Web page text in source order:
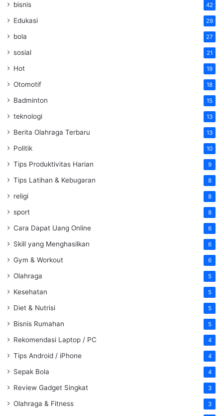
bisnis 42
Edukasi 29
bola 27
sosial 21
Hot 19
Otomotif 18
Badminton 15
teknologi 13
Berita Olahraga Terbaru 13
Politik 10
Tips Produktivitas Harian 9
Tips Latihan & Kebugaran 8
religi 8
sport 8
Cara Dapat Uang Online 6
Skill yang Menghasilkan 6
Gym & Workout 6
Olahraga 5
Kesehatan 5
Diet & Nutrisi 5
Bisnis Rumahan 5
Rekomendasi Laptop / PC 4
Tips Android / iPhone 4
Sepak Bola 4
Review Gadget Singkat 3
Olahraga & Fitness 3